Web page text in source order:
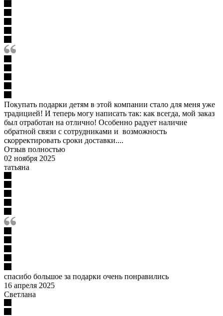
Покупать подарки детям в этой компании стало для меня уже
традицией! И теперь могу написать так: как всегда, мой заказ
был отработан на отлично! Особенно радует наличие
обратной связи с сотрудниками и возможность
скорректировать сроки доставки....
Отзыв полностью
02 ноября 2025
татьяна
спасибо большое за подарки очень понравились
16 апреля 2025
Светлана